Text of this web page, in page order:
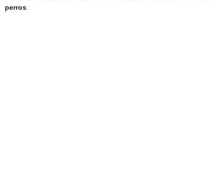
perros